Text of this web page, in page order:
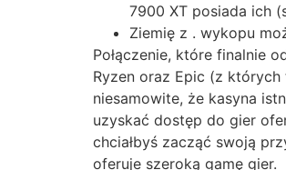
7900 XT posiada ich
Ziemię z . wykopu
Połączenie, które finalnie
Ryzen oraz Epic (z
niesamowite, że kasyna
uzyskać dostęp do gier
chciałbyś zacząć swoją
oferuje szeroką gamę gier.